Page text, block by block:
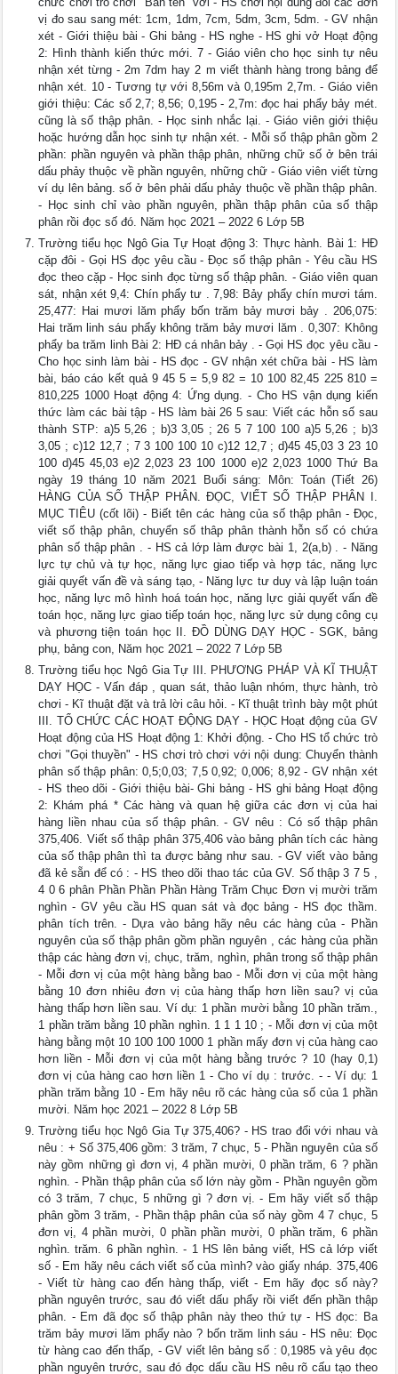
vị đo sau sang mét: 1cm, 1dm, 7cm, 5dm, 3cm, 5dm. - GV nhận
xét - Giới thiệu bài - Ghi bảng - HS nghe - HS ghi vở Hoạt động
2: Hình thành kiến thức mới. 7 - Giáo viên cho học sinh tự nêu
nhận xét từng - 2m 7dm hay 2 m viết thành hàng trong bảng để
nhận xét. 10 - Tương tự với 8,56m và 0,195m 2,7m. - Giáo viên
giới thiệu: Các số 2,7; 8,56; 0,195 - 2,7m: đọc hai phẩy bảy mét.
cũng là số thập phân. - Học sinh nhắc lại. - Giáo viên giới thiệu
hoặc hướng dẫn học sinh tự nhận xét. - Mỗi số thập phân gồm 2
phần: phần nguyên và phần thập phân, những chữ số ở bên trái
dấu phảy thuộc về phần nguyên, những chữ - Giáo viên viết từng
ví dụ lên bảng. số ở bên phải dấu phảy thuộc về phần thập phân.
- Học sinh chỉ vào phần nguyên, phần thập phân của số thập
phân rồi đọc số đó. Năm học 2021 – 2022 6 Lớp 5B
Trường tiểu học Ngô Gia Tự Hoạt động 3: Thực hành. Bài 1: HĐ
cặp đôi - Gọi HS đọc yêu cầu - Đọc số thập phân - Yêu cầu HS
đọc theo cặp - Học sinh đọc từng số thập phân. - Giáo viên quan
sát, nhận xét 9,4: Chín phẩy tư . 7,98: Bảy phẩy chín mươi tám.
25,477: Hai mươi lăm phẩy bốn trăm bảy mươi bảy . 206,075:
Hai trăm linh sáu phẩy không trăm bảy mươi lăm . 0,307: Không
phẩy ba trăm linh Bài 2: HĐ cá nhân bảy . - Gọi HS đọc yêu cầu -
Cho học sinh làm bài - HS đọc - GV nhận xét chữa bài - HS làm
bài, báo cáo kết quả 9 45 5 = 5,9 82 = 10 100 82,45 225 810 =
810,225 1000 Hoạt động 4: Ứng dụng. - Cho HS vận dụng kiến
thức làm các bài tập - HS làm bài 26 5 sau: Viết các hỗn số sau
thành STP: a)5 5,26 ; b)3 3,05 ; 26 5 7 100 100 a)5 5,26 ; b)3
3,05 ; c)12 12,7 ; 7 3 100 100 10 c)12 12,7 ; d)45 45,03 3 23 10
100 d)45 45,03 e)2 2,023 23 100 1000 e)2 2,023 1000 Thứ Ba
ngày 19 tháng 10 năm 2021 Buổi sáng: Môn: Toán (Tiết 26)
HÀNG CỦA SỐ THẬP PHÂN. ĐỌC, VIẾT SỐ THẬP PHÂN I.
MỤC TIÊU (cốt lõi) - Biết tên các hàng của số thập phân - Đọc,
viết số thập phân, chuyển số thâp phân thành hỗn số có chứa
phân số thập phân . - HS cả lớp làm được bài 1, 2(a,b) . - Năng
lực tự chủ và tự học, năng lực giao tiếp và hợp tác, năng lực
giải quyết vấn đề và sáng tạo, - Năng lực tư duy và lập luận toán
học, năng lực mô hình hoá toán học, năng lực giải quyết vấn đề
toán học, năng lực giao tiếp toán học, năng lực sử dụng công cụ
và phương tiện toán học II. ĐỒ DÙNG DẠY HỌC - SGK, bảng
phụ, bảng con, Năm học 2021 – 2022 7 Lớp 5B
Trường tiểu học Ngô Gia Tự III. PHƯƠNG PHÁP VÀ KĨ THUẬT
DẠY HỌC - Vấn đáp , quan sát, thảo luận nhóm, thực hành, trò
chơi - Kĩ thuật đặt và trả lời câu hỏi. - Kĩ thuật trình bày một phút
III. TỔ CHỨC CÁC HOẠT ĐỘNG DẠY - HỌC Hoạt động của GV
Hoạt động của HS Hoạt động 1: Khởi động. - Cho HS tổ chức trò
chơi "Gọi thuyền" - HS chơi trò chơi với nội dung: Chuyển thành
phân số thập phân: 0,5;0,03; 7,5 0,92; 0,006; 8,92 - GV nhận xét
- HS theo dõi - Giới thiệu bài- Ghi bảng - HS ghi bảng Hoạt động
2: Khám phá * Các hàng và quan hệ giữa các đơn vị của hai
hàng liền nhau của số thập phân. - GV nêu : Có số thập phân
375,406. Viết số thập phân 375,406 vào bảng phân tích các hàng
của số thập phân thì ta được bảng như sau. - GV viết vào bảng
đã kẻ sẵn để có : - HS theo dõi thao tác của GV. Số thập 3 7 5 ,
4 0 6 phân Phần Phần Phần Hàng Trăm Chục Đơn vị mười trăm
nghìn - GV yêu cầu HS quan sát và đọc bảng - HS đọc thầm.
phân tích trên. - Dựa vào bảng hãy nêu các hàng của - Phần
nguyên của số thập phân gồm phần nguyên , các hàng của phần
thập các hàng đơn vị, chục, trăm, nghìn, phân trong số thập phân
- Mỗi đơn vị của một hàng bằng bao - Mỗi đơn vị của một hàng
bằng 10 đơn nhiêu đơn vị của hàng thấp hơn liền sau? vị của
hàng thấp hơn liền sau. Ví dụ: 1 phần mười bằng 10 phần trăm.,
1 phần trăm bằng 10 phần nghìn. 1 1 1 10 ; - Mỗi đơn vị của một
hàng bằng một 10 100 100 1000 1 phần mấy đơn vị của hàng cao
hơn liền - Mỗi đơn vị của một hàng bằng trước ? 10 (hay 0,1)
đơn vị của hàng cao hơn liền 1 - Cho ví dụ : trước. - - Ví dụ: 1
phần trăm bằng 10 - Em hãy nêu rõ các hàng của số của 1 phần
mười. Năm học 2021 – 2022 8 Lớp 5B
Trường tiểu học Ngô Gia Tự 375,406? - HS trao đổi với nhau và
nêu : + Số 375,406 gồm: 3 trăm, 7 chục, 5 - Phần nguyên của số
này gồm những gì đơn vị, 4 phần mười, 0 phần trăm, 6 ? phần
nghìn. - Phần thập phân của số lớn này gồm - Phần nguyên gồm
có 3 trăm, 7 chục, 5 những gì ? đơn vị. - Em hãy viết số thập
phân gồm 3 trăm, - Phần thập phân của số này gồm 4 7 chục, 5
đơn vị, 4 phần mười, 0 phần phần mười, 0 phần trăm, 6 phần
nghìn. trăm. 6 phần nghìn. - 1 HS lên bảng viết, HS cả lớp viết
số - Em hãy nêu cách viết số của mình? vào giấy nháp. 375,406
- Viết từ hàng cao đến hàng thấp, viết - Em hãy đọc số này?
phần nguyên trước, sau đó viết dấu phẩy rồi viết đến phần thập
phân. - Em đã đọc số thập phân này theo thứ tự - HS đọc: Ba
trăm bảy mươi lăm phẩy nào ? bốn trăm linh sáu - HS nêu: Đọc
từ hàng cao đến thấp, - GV viết lên bảng số : 0,1985 và yêu đọc
phần nguyên trước, sau đó đọc dấu cầu HS nêu rõ cấu tạo theo